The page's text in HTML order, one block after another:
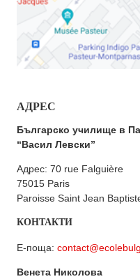
АДРЕС
Българско училище в
“Васил Левски”
Адрес: 70 rue Falguière
75015 Paris
Paroisse Saint Jean
КОНТАКТИ
Е-поща:
Венета Николова